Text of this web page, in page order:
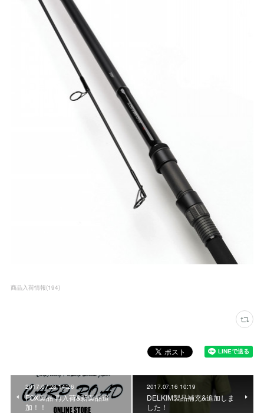
商品入荷情報(194)
2017.07.28 14:26
FOX製品 再入荷&新製品追
加！！
2017.07.16 10:19
DELKIM製品補充&追加しま
した！